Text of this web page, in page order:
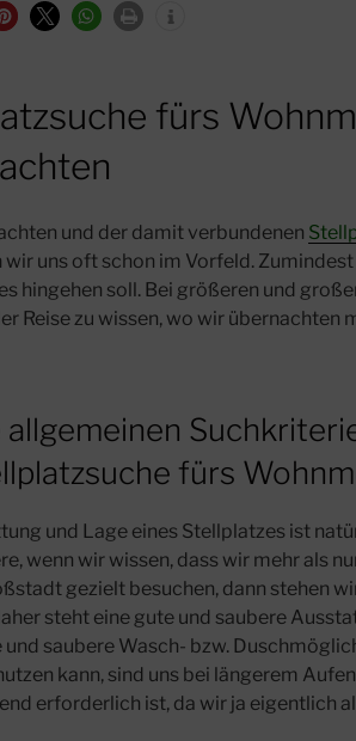
fürs
und der damit verbundenen
uns oft schon im Vorfeld.
hingehen soll. Bei größeren und
Reise zu wissen, wo wir übernachten
allgemeinen
fürs
und Lage eines Stellplatzes ist
wenn wir wissen, dass wir mehr als
gezielt besuchen, dann stehen
steht eine gute und saubere
saubere Wasch- bzw.
kann, sind uns bei längerem
erforderlich ist, da wir ja eigentlich